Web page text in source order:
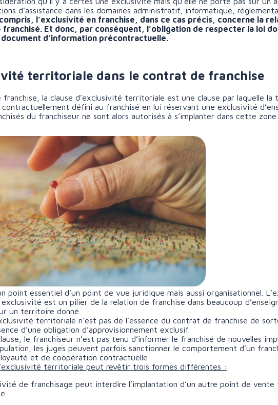
d’assistance dans les domaines administratif, informatique,
compris, l’exclusivité en franchise, dans ce cas précis, concerne la
franchisé. Et donc, par conséquent, l’obligation de respecter la loi
document d’information précontractuelle.
territoriale dans le contrat de franchise
franchise, la clause d’exclusivité territoriale est une clause par laquelle
défini au franchisé en lui réservant une exclusivité
du franchiseur ne sont alors autorisés à s’implanter dans cette zone.
point essentiel d’un point de vue juridique mais aussi organisationnel.
est un pilier de la relation de franchise dans beaucoup
un territoire donné.
territoriale n’est pas de l’essence du contrat de franchise de
d’une obligation d’approvisionnement exclusif.
le franchiseur n’est pas tenu d’informer le franchisé de nouvelles
les juges peuvent parfois sanctionner le comportement d’un
loyauté et de coopération contractuelle
territoriale peut revêtir trois formes différentes :
de franchisage peut interdire l’implantation d’un autre point de